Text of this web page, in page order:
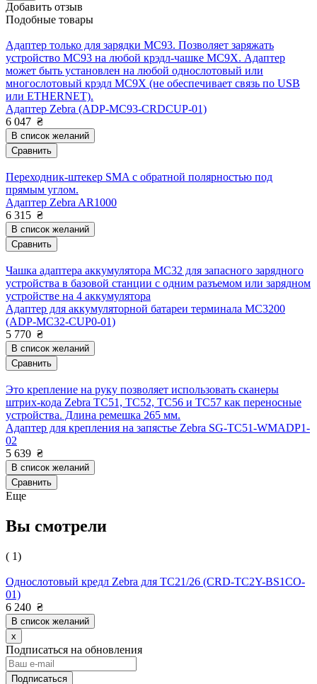
Добавить отзыв
Подобные товары
Адаптер только для зарядки MC93. Позволяет заряжать
устройство MC93 на любой крэдл-чашке MC9X. Адаптер
может быть установлен на любой однослотовый или
многослотовый крэдл MC9X (не обеспечивает связь по USB
или ETHERNET).
Адаптер Zebra (ADP-MC93-CRDCUP-01)
6 047 ₴
В список желаний
Сравнить
Переходник-штекер SMA с обратной полярностью под
прямым углом.
Адаптер Zebra AR1000
6 315 ₴
В список желаний
Сравнить
Чашка адаптера аккумулятора MC32 для запасного зарядного
устройства в базовой станции с одним разъемом или зарядном
устройстве на 4 аккумулятора
Адаптер для аккумуляторной батареи терминала MC3200
(ADP-MC32-CUP0-01)
5 770 ₴
В список желаний
Сравнить
Это крепление на руку позволяет использовать сканеры
штрих-кода Zebra TC51, TC52, TC56 и TC57 как переносные
устройства. Длина ремешка 265 мм.
Адаптер для крепления на запястье Zebra SG-TC51-WMADP1-
02
5 639 ₴
В список желаний
Сравнить
Еще
Вы смотрели
( 1)
Однослотовый кредл Zebra для TC21/26 (CRD-TC2Y-BS1CO-
01)
6 240 ₴
В список желаний
x
Подписаться на обновления